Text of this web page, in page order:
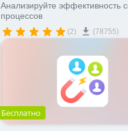
Анализируйте эффективность
процессов
(2) (78755)
Бесплатно